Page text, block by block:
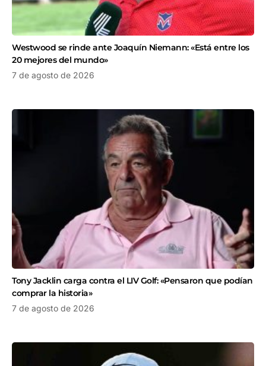
Westwood se rinde ante Joaquín Niemann: «Está entre los
20 mejores del mundo»
7 de agosto de 2026
Tony Jacklin carga contra el LIV Golf: «Pensaron que podían
comprar la historia»
7 de agosto de 2026